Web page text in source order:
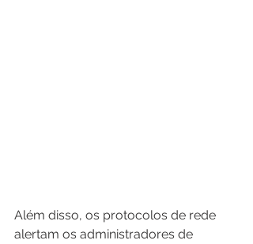
Além disso, os protocolos de rede
alertam os administradores de